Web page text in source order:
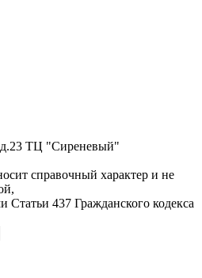
д.23 ТЦ "Сиреневый"
справочный характер и не
Статьи 437 Гражданского кодекса